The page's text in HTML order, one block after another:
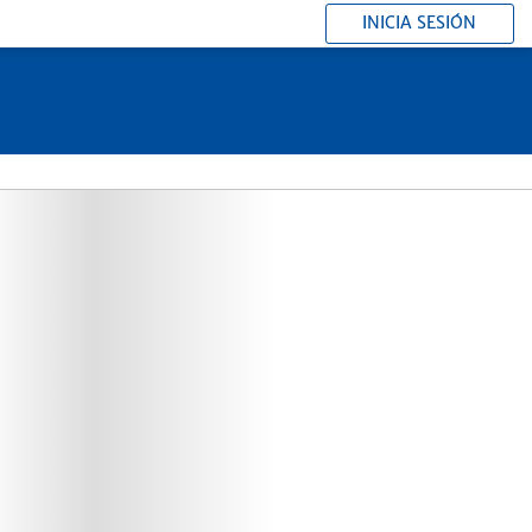
INICIA SESIÓN